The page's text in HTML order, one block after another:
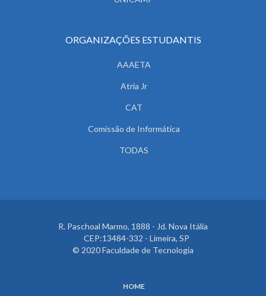
ORGANIZAÇÕES ESTUDANTIS
AAAETA
Atria Jr
CAT
Comissão de Informática
TODAS
R. Paschoal Marmo, 1888 - Jd. Nova Itália
CEP:13484-332 - Limeira, SP
© 2020 Faculdade de Tecnologia
HOME